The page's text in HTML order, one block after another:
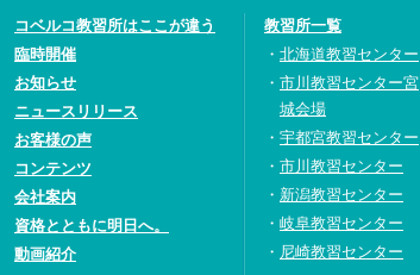
コベルコ教習所はここが違う
臨時開催
お知らせ
ニュースリリース
お客様の声
コンテンツ
会社案内
資格とともに明日へ。
動画紹介
教習所一覧
北海道教習センター
市川教習センター宮
城会場
宇都宮教習センター
市川教習センター
新潟教習センター
岐阜教習センター
尼崎教習センター